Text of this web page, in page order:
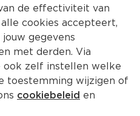
Tuna
20x85g
de effectiviteit van
cookies accepteert,
gegevens
met derden. Via
ook zelf instellen welke
toestemming wijzigen of
cookiebeleid en